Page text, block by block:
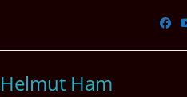
springen
Helmut Ham